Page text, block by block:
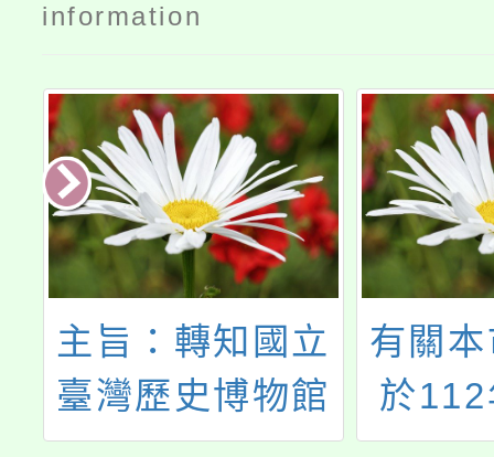
information
有關本市交通局
於112年9月16
法務
夏『